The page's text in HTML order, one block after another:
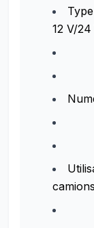
12 V/24